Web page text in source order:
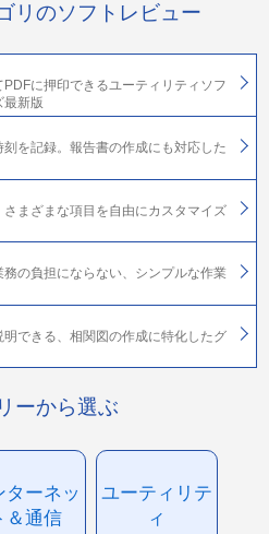
リのソフトレビュー
に押印できるユーティリティソフ
最新版
を記録。報告書の作成にも対応した
まざまな項目を自由にカスタマイズ
の負担にならない、シンプルな作業
できる、相関図の作成に特化したグ
ーから選ぶ
ターネッ
＆通信
ユーティリテ
ィ